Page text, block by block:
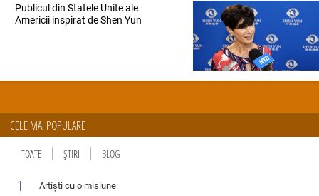
Publicul din Statele Unite ale
Americii inspirat de Shen Yun
CELE MAI POPULARE
TOATE ȘTIRI BLOG
1 Artiști cu o misiune